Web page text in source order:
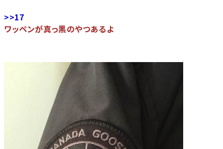
>>17
ワッペンが真っ黒のやつあるよ